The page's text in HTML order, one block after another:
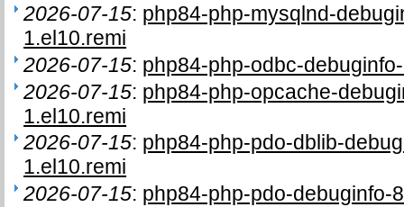
2026-07-15: php84-php-mysqlnd-
1.el10.remi
2026-07-15: php84-php-odbc-
2026-07-15: php84-php-opcache-
1.el10.remi
2026-07-15: php84-php-pdo-dblib-
1.el10.remi
2026-07-15: php84-php-pdo-debuginfo-